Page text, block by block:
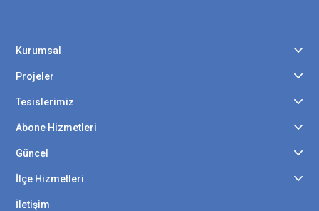
Kurumsal
Projeler
Tesislerimiz
Abone Hizmetleri
Güncel
İlçe Hizmetleri
İletişim